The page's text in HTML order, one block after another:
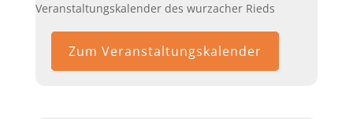
Veranstaltungskalender des wurzacher Rieds
Zum Veranstaltungskalender